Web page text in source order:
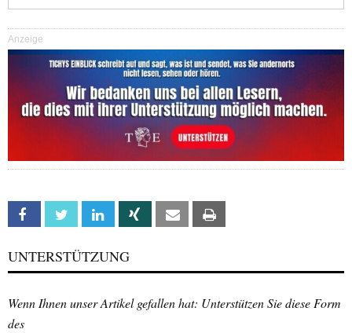
Anzeige
Facebook Twitter Linkedin Xing Email
UNTERSTÜTZUNG
Wenn Ihnen unser Artikel gefallen hat: Unterstützen Sie diese Form
des